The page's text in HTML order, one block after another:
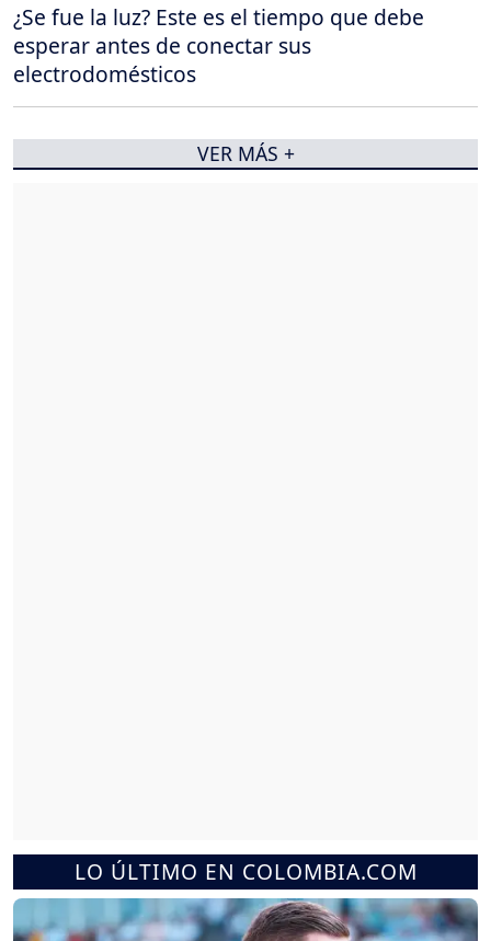
LO ÚLTIMO EN COLOMBIA.COM
¿Se fue la luz? Este es el tiempo que debe
esperar antes de conectar sus
electrodomésticos
VER MÁS +